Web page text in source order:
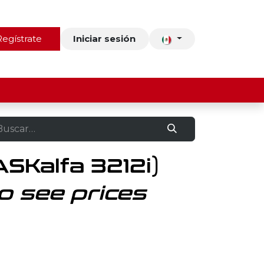
Contacto Iniciar sesión
3212i)
see prices